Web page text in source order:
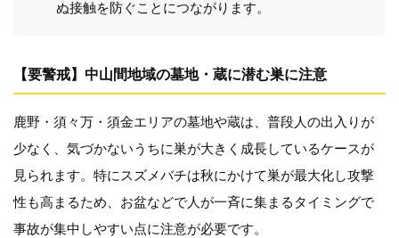
ぬ接触を防ぐことにつながります。
【要警戒】中山間地域の墓地・蔵に潜む巣に注意
鹿野・須々万・須金エリアの墓地や蔵は、普段人の出入りが
少なく、気づかないうちに巣が大きく成長しているケースが
見られます。特にスズメバチは秋にかけて巣が最大化し攻撃
性も高まるため、お盆などで人が一斉に集まるタイミングで
事故が集中しやすい点に注意が必要です。